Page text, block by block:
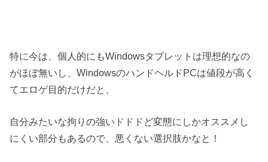
特に今は、個人的にもWindowsタブレットは理想的なの
がほぼ無いし、WindowsのハンドヘルドPCは値段が高く
てエロゲ目的だけだと、
自分みたいな拘りの強いドドドど変態にしかオススメし
にくい部分もあるので、悪くない選択肢かなと！